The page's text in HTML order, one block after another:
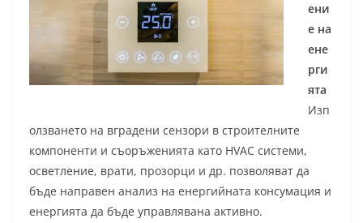
ени
е на
ене
рги
ята
Изп
олзването на вградени сензори в строителните
компоненти и съоръженията като HVAC системи,
осветление, врати, прозорци и др. позволяват да
бъде направен анализ на енергийната консумация и
енергията да бъде управлявана активно.